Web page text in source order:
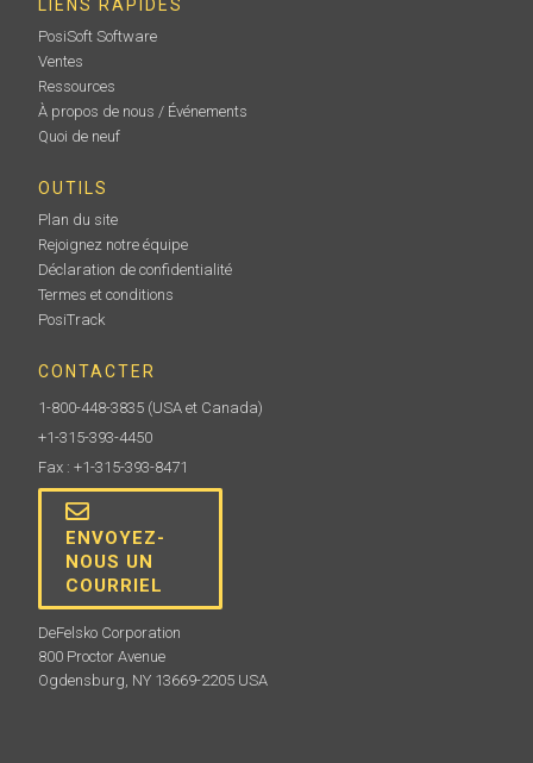
LIENS RAPIDES
PosiSoft Software
Ventes
Ressources
À propos de nous / Événements
Quoi de neuf
OUTILS
Plan du site
Rejoignez notre équipe
Déclaration de confidentialité
Termes et conditions
PosiTrack
CONTACTER
1-800-448-3835 (USA et Canada)
+1-315-393-4450
Fax : +1-315-393-8471
ENVOYEZ-
NOUS UN
COURRIEL
DeFelsko Corporation
800 Proctor Avenue
Ogdensburg, NY 13669-2205 USA